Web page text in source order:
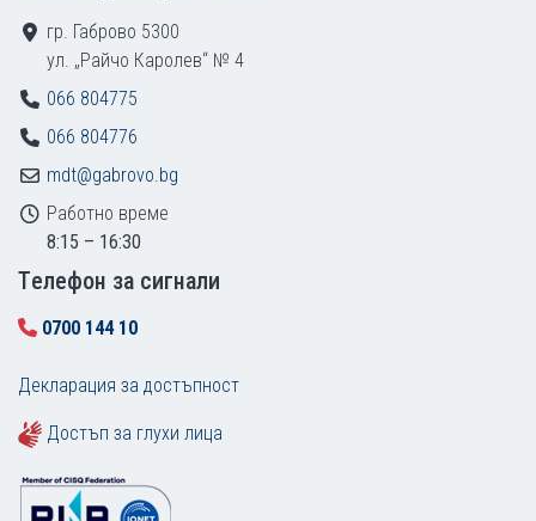
гр. Габрово 5300
ул. „Райчо Каролев“ № 4
066 804775
066 804776
mdt@gabrovo.bg
Работно време
8:15 – 16:30
Tелефон за сигнали
0700 144 10
Декларация за достъпност
Достъп за глухи лица